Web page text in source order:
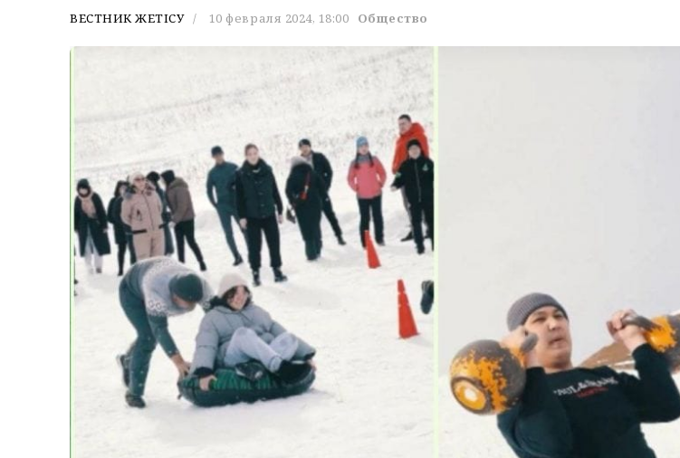
ВЕСТНИК ЖЕТІСУ 10 февраля 2024, 18:00 Общество